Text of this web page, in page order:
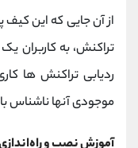
تراکنش، به کاربران
ردیابی تراکنش‌ ها
موجودی آنها ناشناس